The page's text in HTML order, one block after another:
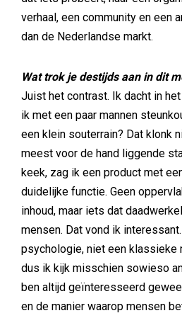
verhaal, een community en een
dan de Nederlandse markt.
Wat trok je destijds aan in dit
Juist het contrast. Ik dacht in
ik met een paar mannen
een klein souterrain? Dat klonk
meest voor de hand liggende
keek, zag ik een product met
duidelijke functie. Geen
inhoud, maar iets dat
mensen. Dat vond ik
psychologie, niet een klassieke
dus ik kijk misschien sowieso
ben altijd geïnteresseerd
en de manier waarop mensen